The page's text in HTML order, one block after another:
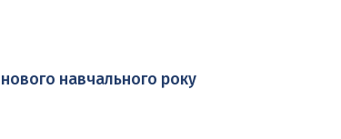
навчального року